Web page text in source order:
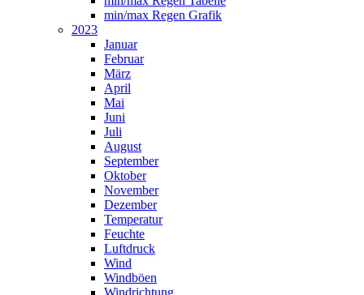
min/max Regen Grafik
2023
Januar
Februar
März
April
Mai
Juni
Juli
August
September
Oktober
November
Dezember
Temperatur
Feuchte
Luftdruck
Wind
Windböen
Windrichtung